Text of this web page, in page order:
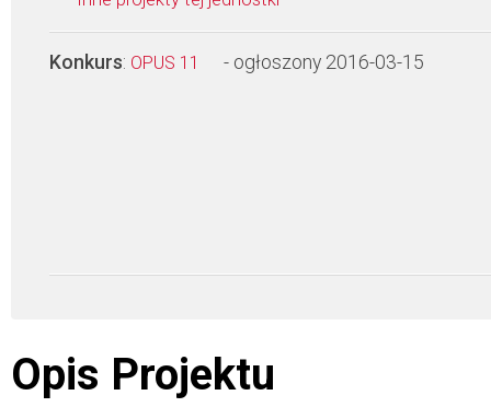
Konkurs: OPUS 11 - ogłoszony 2016-03-15
Opis Projektu